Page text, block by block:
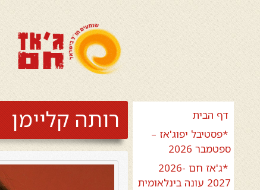
דף הבית
*פסטיבל יפוג'אז –
ספטמבר 2026
*ג'אז חם 2026-
2027 עונה בינלאומית
רותה קליימן